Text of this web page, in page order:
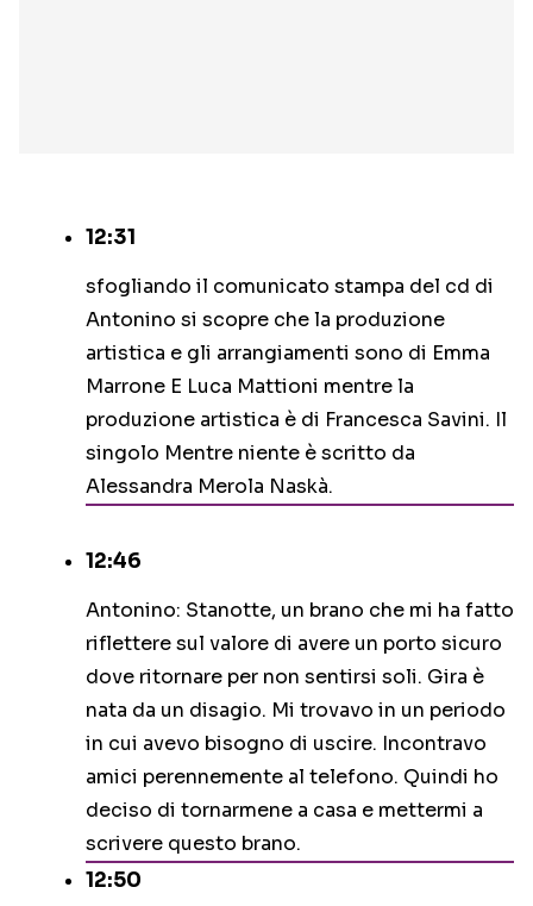
12:31
sfogliando il comunicato stampa del cd di
Antonino si scopre che la produzione
artistica e gli arrangiamenti sono di Emma
Marrone E Luca Mattioni mentre la
produzione artistica è di Francesca Savini. Il
singolo Mentre niente è scritto da
Alessandra Merola Naskà.
12:46
Antonino: Stanotte, un brano che mi ha fatto
riflettere sul valore di avere un porto sicuro
dove ritornare per non sentirsi soli. Gira è
nata da un disagio. Mi trovavo in un periodo
in cui avevo bisogno di uscire. Incontravo
amici perennemente al telefono. Quindi ho
deciso di tornarmene a casa e mettermi a
scrivere questo brano.
12:50